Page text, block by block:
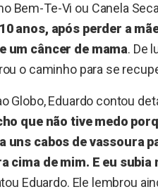
Bem-Te-Vi ou Canela
anos, após perder a
um câncer de mama. De
o caminho para se
Globo, Eduardo contou
que não tive medo
uns cabos de vassoura
cima de mim. E eu
Eduardo. Ele lembrou